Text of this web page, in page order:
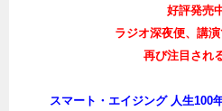
好評発売
ラジオ深夜便、講演
再び注目され
スマート・エイジング 人生100